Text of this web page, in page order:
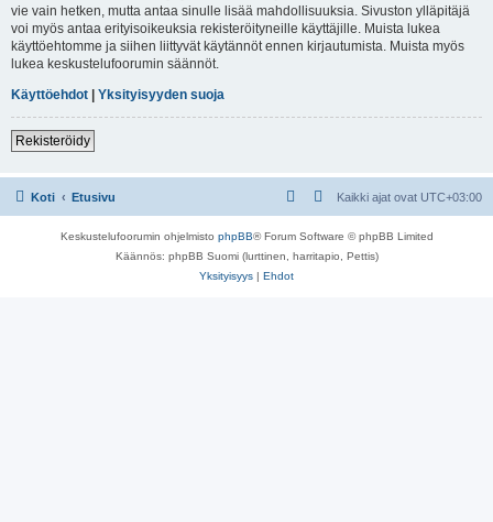
vie vain hetken, mutta antaa sinulle lisää mahdollisuuksia. Sivuston ylläpitäjä
voi myös antaa erityisoikeuksia rekisteröityneille käyttäjille. Muista lukea
käyttöehtomme ja siihen liittyvät käytännöt ennen kirjautumista. Muista myös
lukea keskustelufoorumin säännöt.
Käyttöehdot | Yksityisyyden suoja
Rekisteröidy
Koti Etusivu Kaikki ajat ovat UTC+03:00
Keskustelufoorumin ohjelmisto phpBB® Forum Software © phpBB Limited
Käännös: phpBB Suomi (lurttinen, harritapio, Pettis)
Yksityisyys | Ehdot